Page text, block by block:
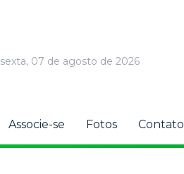
sexta, 07 de agosto de 2026
Associe-se Fotos Contato